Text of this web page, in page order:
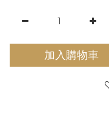
加入購物車